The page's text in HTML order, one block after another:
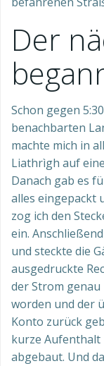
Der
Schon gegen
benachbarten
machte mich in
Liathrìgh auf
Danach gab es
alles eingepackt
zog ich den
ein.
und steckte die
ausgedruckte
der Strom
worden und der
Konto zurück
kurze Aufenthalt
abgebaut. Und